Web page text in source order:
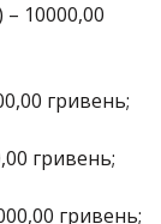
10000,00
гривень;
гривень;
гривень;